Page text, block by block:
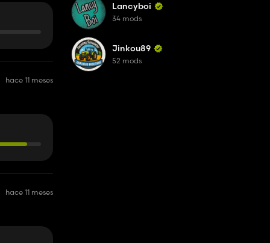
hace 11 meses
hace 11 meses
Lancyboi
34 mods
Jinkou89
52 mods